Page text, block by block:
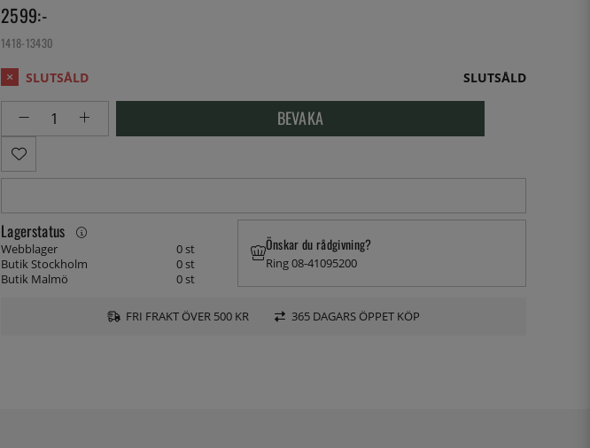
2599:-
1418-13430
SLUTSÅLD
BEVAKA
Lagerstatus
Webblager
0 st
Butik Stockholm
0 st
Butik Malmö
0 st
Önskar du rådgivning?
Ring 08-41095200
FRI FRAKT ÖVER 500 KR 365 DAGARS ÖPPET KÖP